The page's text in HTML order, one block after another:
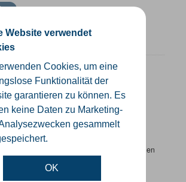
Website verwendet
Cookies, um eine
Funktionalität der
garantieren zu können. Es
keine Daten zu Marketing-
gesammelt
OK
im Kreis Gütersloh
SHP
Datensätze? Wenden Sie sich bitte an einen
support.gis@kreis-guetersloh.de